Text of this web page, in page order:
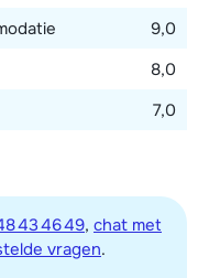
9,0
8,0
7,0
43 46 49, chat met
vragen.